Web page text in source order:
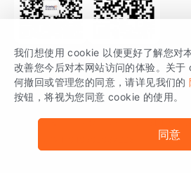
SDK 文档
场景指南
关注公众号 获取更多干货
GrowingIO 是专注于数据智能分析与增长的
分析云。
版权所有 © 北京易数科技有限公司
我们想使用 cookie 以便更好了解您对
改善您今后对本网站访问的体验。关
何撤回或管理您的同意，请详见我们的
按钮，将视为您同意 cookie 的使用。
同意